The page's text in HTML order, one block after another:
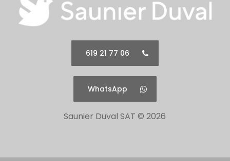
619 21 77 06
WhatsApp
Saunier Duval SAT ©2026